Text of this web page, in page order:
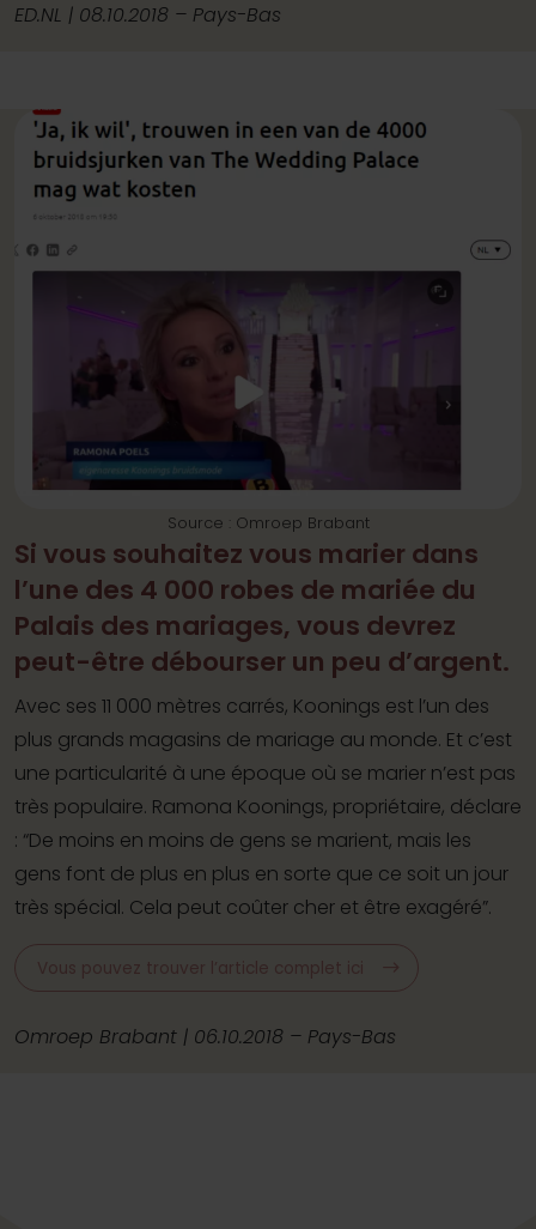
ED.NL | 08.10.2018 – Pays-Bas
Source : Omroep Brabant
Si vous souhaitez vous marier dans
l’une des 4 000 robes de mariée du
Palais des mariages, vous devrez
peut-être débourser un peu d’argent.
Avec ses 11 000 mètres carrés, Koonings est l’un des
plus grands magasins de mariage au monde. Et c’est
une particularité à une époque où se marier n’est pas
très populaire. Ramona Koonings, propriétaire, déclare
: “De moins en moins de gens se marient, mais les
gens font de plus en plus en sorte que ce soit un jour
très spécial. Cela peut coûter cher et être exagéré”.
Vous pouvez trouver l’article complet ici
Omroep Brabant | 06.10.2018 – Pays-Bas